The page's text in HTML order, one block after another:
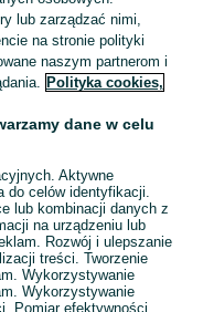
Szeroki wybór welonów ślubnych w Polsce ▶️ długie, krótkie, koronkowe i z kryształkami ✅ Nowe i używane w atrakcyjnych cenach ✌ Sprawdź oferty na OLX.pl! Zobacz
lub zarządzać nimi,
na stronie polityki
naszym partnerom i
Polityka cookies,
dane w celu
Aktywne
do celów identyfikacji.
lub kombinacji danych z
na urządzeniu lub
Rozwój i ulepszanie
treści. Tworzenie
Wykorzystywanie
Wykorzystywanie
Pomiar efektywności